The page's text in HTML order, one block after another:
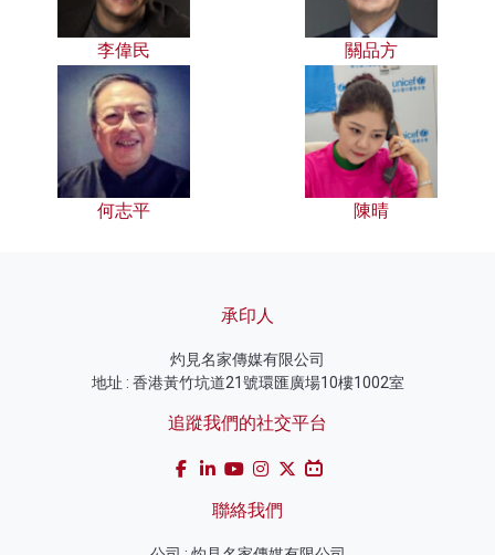
李偉民 關品方
何志平 陳晴
承印人
灼見名家傳媒有限公司
地址 : 香港黃竹坑道21號環匯廣場10樓1002室
追蹤我們的社交平台
聯絡我們